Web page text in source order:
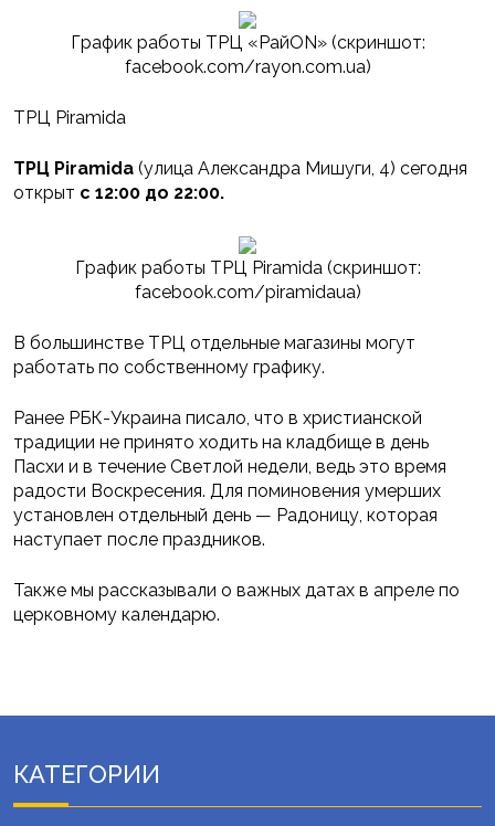
График работы ТРЦ «РайON» (скриншот:
facebook.com/rayon.com.ua)
ТРЦ Piramida
ТРЦ Piramida (улица Александра Мишуги, 4) сегодня
открыт с 12:00 до 22:00.
График работы ТРЦ Piramida (скриншот:
facebook.com/piramidaua)
В большинстве ТРЦ отдельные магазины могут
работать по собственному графику.
Ранее РБК-Украина писало, что в христианской
традиции не принято ходить на кладбище в день
Пасхи и в течение Светлой недели, ведь это время
радости Воскресения. Для поминовения умерших
установлен отдельный день — Радоницу, которая
наступает после праздников.
Также мы рассказывали о важных датах в апреле по
церковному календарю.
КАТЕГОРИИ